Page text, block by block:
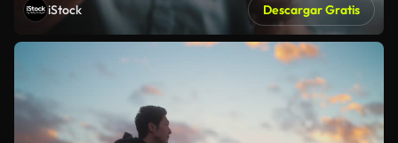
iStock Descargar Gratis